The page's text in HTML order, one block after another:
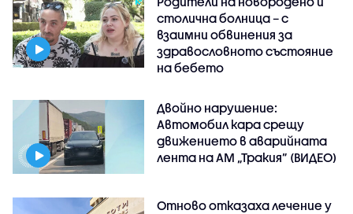
столична болница – с
взаимни обвинения за
здравословното състояние
на бебето
Двойно нарушение:
Автомобил кара срещу
движението в аварийната
лента на АМ „Тракия” (ВИДЕО)
Отново отказаха лечение у